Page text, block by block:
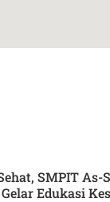
SMPIT As-
Edukasi